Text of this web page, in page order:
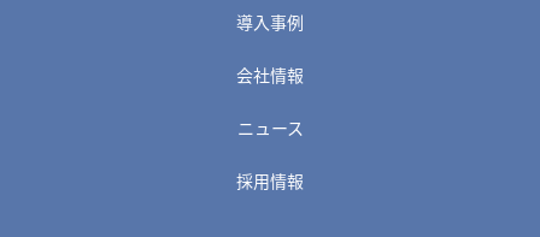
導入事例
会社情報
ニュース
採用情報